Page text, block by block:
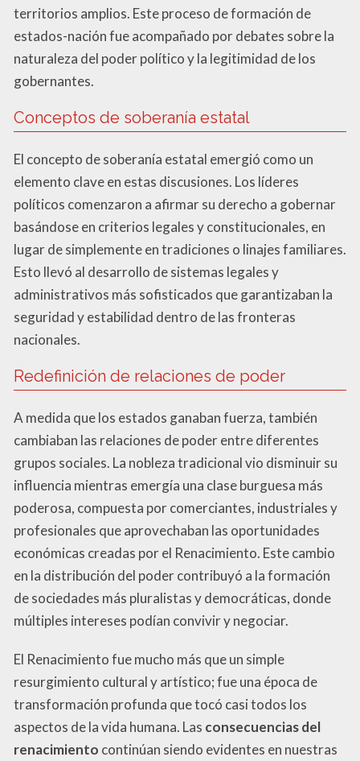
territorios amplios. Este proceso de formación de
estados-nación fue acompañado por debates sobre la
naturaleza del poder político y la legitimidad de los
gobernantes.
Conceptos de soberanía estatal
El concepto de soberanía estatal emergió como un
elemento clave en estas discusiones. Los líderes
políticos comenzaron a afirmar su derecho a gobernar
basándose en criterios legales y constitucionales, en
lugar de simplemente en tradiciones o linajes familiares.
Esto llevó al desarrollo de sistemas legales y
administrativos más sofisticados que garantizaban la
seguridad y estabilidad dentro de las fronteras
nacionales.
Redefinición de relaciones de poder
A medida que los estados ganaban fuerza, también
cambiaban las relaciones de poder entre diferentes
grupos sociales. La nobleza tradicional vio disminuir su
influencia mientras emergía una clase burguesa más
poderosa, compuesta por comerciantes, industriales y
profesionales que aprovechaban las oportunidades
económicas creadas por el Renacimiento. Este cambio
en la distribución del poder contribuyó a la formación
de sociedades más pluralistas y democráticas, donde
múltiples intereses podían convivir y negociar.
El Renacimiento fue mucho más que un simple
resurgimiento cultural y artístico; fue una época de
transformación profunda que tocó casi todos los
aspectos de la vida humana. Las consecuencias del
renacimiento continúan siendo evidentes en nuestras